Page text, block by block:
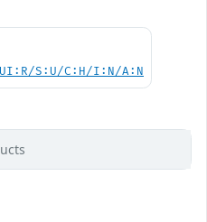
UI:R/S:U/C:H/I:N/A:N